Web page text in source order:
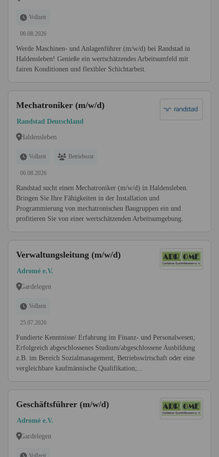
Vollzeit
06.08.2026
Werde Maschinen- und Anlagenführer (m/w/d) bei Randstad in
Haldensleben! Genieße ein wertschätzendes Arbeitsumfeld mit
fairen Konditionen und flexibler Schichtarbeit.
Mechatroniker (m/w/d)
Randstad Deutschland
Haldensleben
Vollzeit Betriebsrat
06.08.2026
Randstad sucht einen Mechatroniker (m/w/d) in Haldensleben.
Bringen Sie Ihre Fähigkeiten in der Installation und
Programmierung von mechatronischen Baugruppen ein und
profitieren Sie von einer wertschätzenden Arbeitsumgebung.
Verwaltungsleitung (m/w/d)
Adromé e.V.
Gardelegen
Vollzeit
25.07.2026
Fundierte Kenntnisse/ Erfahrung im Finanz- und Personalwesen;
Erfolgreich abgeschlossenes Studium/abgeschlossene Ausbildung
z.B. im Bereich Sozialmanagement, Betriebswirtschaft oder eine
vergleichbare kaufmännische Qualifikation;...
Geschäftsführer (m/w/d)
Adromé e.V.
Gardelegen
Vollzeit